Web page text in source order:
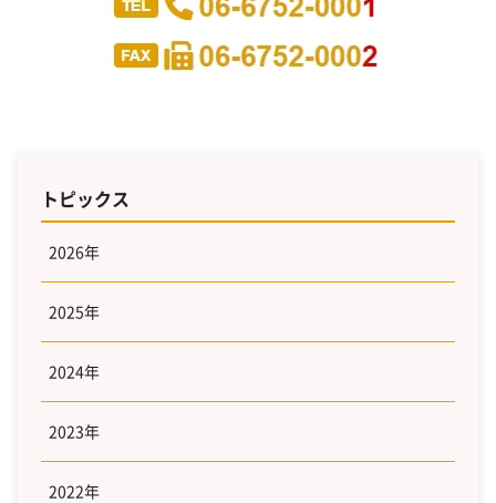
トピックス
2026年
2025年
2024年
2023年
2022年